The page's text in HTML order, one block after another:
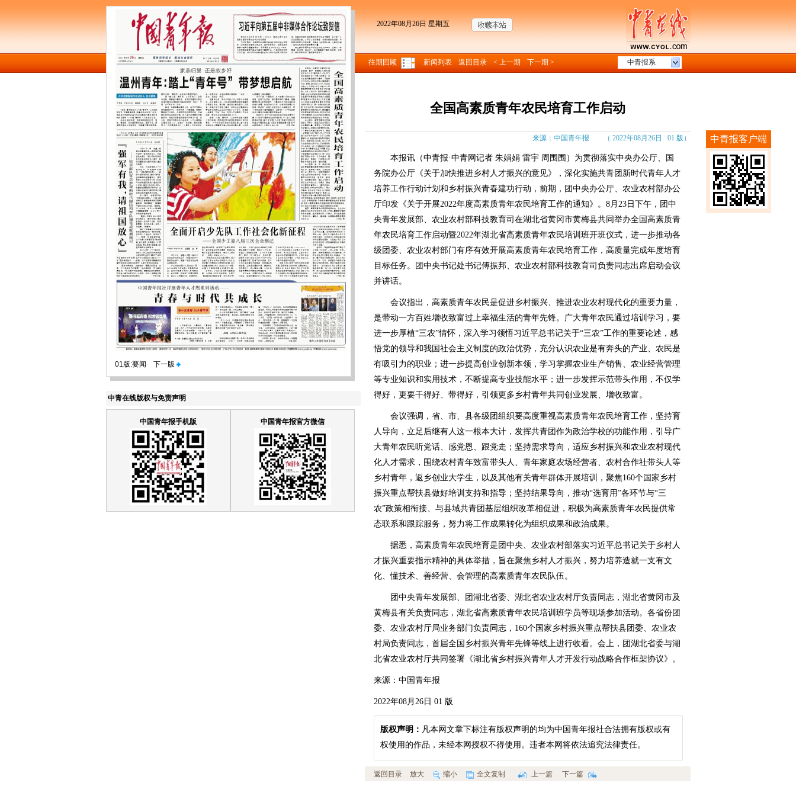
中青报客户端
01版:要闻 下一版
中青在线版权与免责声明
中国青年报手机版 中国青年报官方微信
2022年08月26日 星期五
往期回顾 新闻列表 返回目录 < 上一期 下一期 > 中青报系
全国高素质青年农民培育工作启动
来源：中国青年报 （ 2022年08月26日 01 版）
本报讯（中青报·中青网记者 朱娟娟 雷宇 周围围）为贯彻落实中央办公厅、国
务院办公厅《关于加快推进乡村人才振兴的意见》，深化实施共青团新时代青年人才
培养工作行动计划和乡村振兴青春建功行动，前期，团中央办公厅、农业农村部办公
厅印发《关于开展2022年度高素质青年农民培育工作的通知》。8月23日下午，团中
央青年发展部、农业农村部科技教育司在湖北省黄冈市黄梅县共同举办全国高素质青
年农民培育工作启动暨2022年湖北省高素质青年农民培训班开班仪式，进一步推动各
级团委、农业农村部门有序有效开展高素质青年农民培育工作，高质量完成年度培育
目标任务。团中央书记处书记傅振邦、农业农村部科技教育司负责同志出席启动会议
并讲话。
会议指出，高素质青年农民是促进乡村振兴、推进农业农村现代化的重要力量，
是带动一方百姓增收致富过上幸福生活的青年先锋。广大青年农民通过培训学习，要
进一步厚植“三农”情怀，深入学习领悟习近平总书记关于“三农”工作的重要论述，感
悟党的领导和我国社会主义制度的政治优势，充分认识农业是有奔头的产业、农民是
有吸引力的职业；进一步提高创业创新本领，学习掌握农业生产销售、农业经营管理
等专业知识和实用技术，不断提高专业技能水平；进一步发挥示范带头作用，不仅学
得好，更要干得好、带得好，引领更多乡村青年共同创业发展、增收致富。
会议强调，省、市、县各级团组织要高度重视高素质青年农民培育工作，坚持育
人导向，立足后继有人这一根本大计，发挥共青团作为政治学校的功能作用，引导广
大青年农民听党话、感党恩、跟党走；坚持需求导向，适应乡村振兴和农业农村现代
化人才需求，围绕农村青年致富带头人、青年家庭农场经营者、农村合作社带头人等
乡村青年，返乡创业大学生，以及其他有关青年群体开展培训，聚焦160个国家乡村
振兴重点帮扶县做好培训支持和指导；坚持结果导向，推动“选育用”各环节与“三
农”政策相衔接、与县域共青团基层组织改革相促进，积极为高素质青年农民提供常
态联系和跟踪服务，努力将工作成果转化为组织成果和政治成果。
据悉，高素质青年农民培育是团中央、农业农村部落实习近平总书记关于乡村人
才振兴重要指示精神的具体举措，旨在聚焦乡村人才振兴，努力培养造就一支有文
化、懂技术、善经营、会管理的高素质青年农民队伍。
团中央青年发展部、团湖北省委、湖北省农业农村厅负责同志，湖北省黄冈市及
黄梅县有关负责同志，湖北省高素质青年农民培训班学员等现场参加活动。各省份团
委、农业农村厅局业务部门负责同志，160个国家乡村振兴重点帮扶县团委、农业农
村局负责同志，首届全国乡村振兴青年先锋等线上进行收看。会上，团湖北省委与湖
北省农业农村厅共同签署《湖北省乡村振兴青年人才开发行动战略合作框架协议》。
来源：中国青年报
2022年08月26日 01 版
版权声明： 凡本网文章下标注有版权声明的均为中国青年报社合法拥有版权或有
权使用的作品，未经本网授权不得使用。违者本网将依法追究法律责任。
返回目录 放大 缩小 全文复制 上一篇 下一篇